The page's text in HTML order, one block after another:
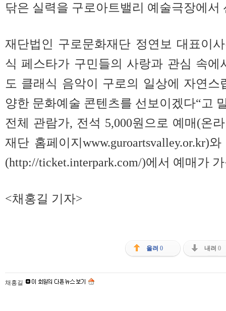
닦은 실력을 구로아트밸리 예술극장에서
재단법인 구로문화재단 정연보 대표이
식 페스타가 구민들의 사랑과 관심 속에
도 클래식 음악이 구로의 일상에 자연
양한 문화예술 콘텐츠를 선보이겠다“고
전체 관람가, 전석 5,000원으로 예매(온
재단 홈페이지www.guroartsvalley.or.kr)
(http://ticket.interpark.com/)에서 예매가
<채홍길 기자>
올려 0 내려 0
채홍길